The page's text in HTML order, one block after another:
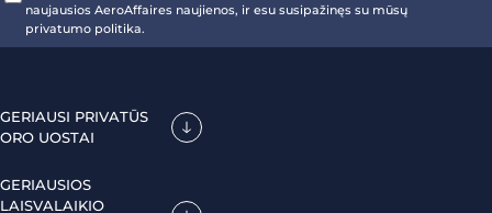
naujausios AeroAffaires naujienos, ir esu susipažinęs su mūsų
privatumo politika.
GERIAUSI PRIVATŪS
ORO UOSTAI
GERIAUSIOS
LAISVALAIKIO